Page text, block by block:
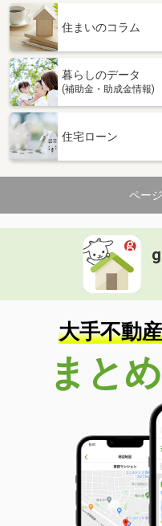
住まいのコラム
暮らしのデータ
(補助金・助成金情報)
住宅ローン
ペー
大手不動
まと